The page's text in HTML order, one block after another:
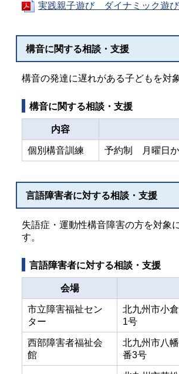
実践親子遊び ダイナミック遊び
構音に関する相談・支援
構音の発達に遅れがある子どもを対
構音に関する相談・支援
内容
個別構音訓練 予約制 月曜日
言語障害者に対する相談・支援
失語症・運動性構音障害の方を対象
す。
言語障害者に対する相談・支援
会場
市立障害福祉セン
ター
北九州市小
1号
西部障害者福祉会
館
北九州市八
番3号